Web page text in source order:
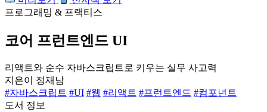
프로그래밍 & 프랙티스
코어 프런트엔드 UI
리액트와 순수 자바스크립트로 키우는 실무 사고력
지은이
정재남
#자바스크립트 #UI #웹 #리액트 #프런트엔드 #컴포넌트
도서 정보